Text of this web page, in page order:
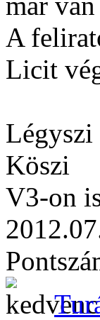
A
Licit
Légyszi
Köszi
V3-on